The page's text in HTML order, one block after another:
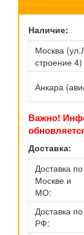
Наличие:
Москва
строение 4)
Анкара
Важно!
Доставка:
Доставка по
Москве и
МО:
Доставка по
РФ: